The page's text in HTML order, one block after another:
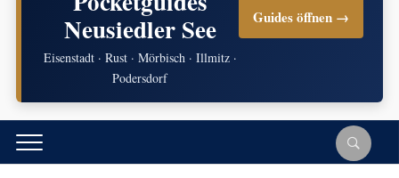
Neusiedler See
Eisenstadt · Rust · Mörbisch · Illmitz ·
Podersdorf
Guides öffnen →